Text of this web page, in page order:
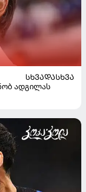
ᲡᲮᲕᲐᲓᲐᲡᲮᲕᲐ
ადგილას